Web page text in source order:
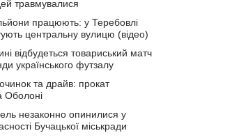
травмувалися
працюють: у Теребовлі
центральну вулицю (відео)
відбудеться товариський матч
українського футзалу
та драйв: прокат
Оболоні
незаконно опинилися у
Бучацької міськради